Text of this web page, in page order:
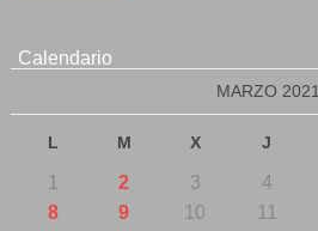
Calendario
MARZO 2021
L M X J
1 2 3 4
8
9 10 11